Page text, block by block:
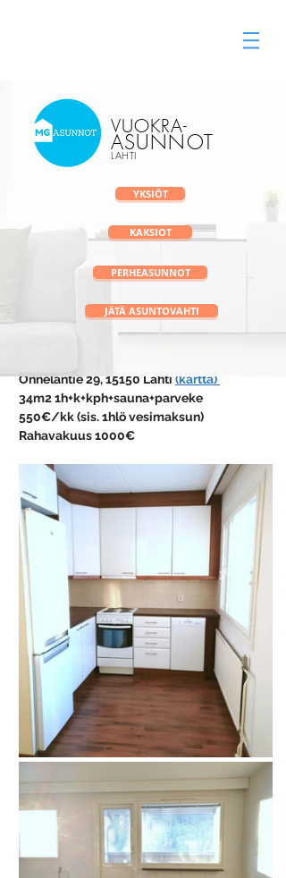
Onnelantie 29, 15150 Lahti (kartta)
34m2 1h+k+kph+sauna+parveke
550€/kk (sis. 1hlö vesimaksun)
Rahavakuus 1000€
VUOKRA-
ASUNNOT
LAHTI
KAKSIOT
YKSIÖT
PERHEASUNNOT
JÄTÄ ASUNTOVAHTI